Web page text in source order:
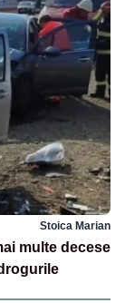
Stoica Marian
multe decese